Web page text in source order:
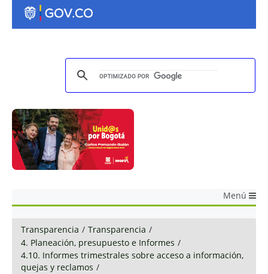
Menú
Transparencia / Transparencia /
4. Planeación, presupuesto e Informes /
4.10. Informes trimestrales sobre acceso a información,
quejas y reclamos /